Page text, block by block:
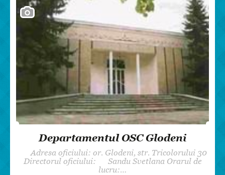
Departamentul OSC Glodeni
Adresa oficiului: or. Glodeni, str. Tricolorului 30
Directorul oficiului: Sandu Svetlana Orarul de
lucru:…